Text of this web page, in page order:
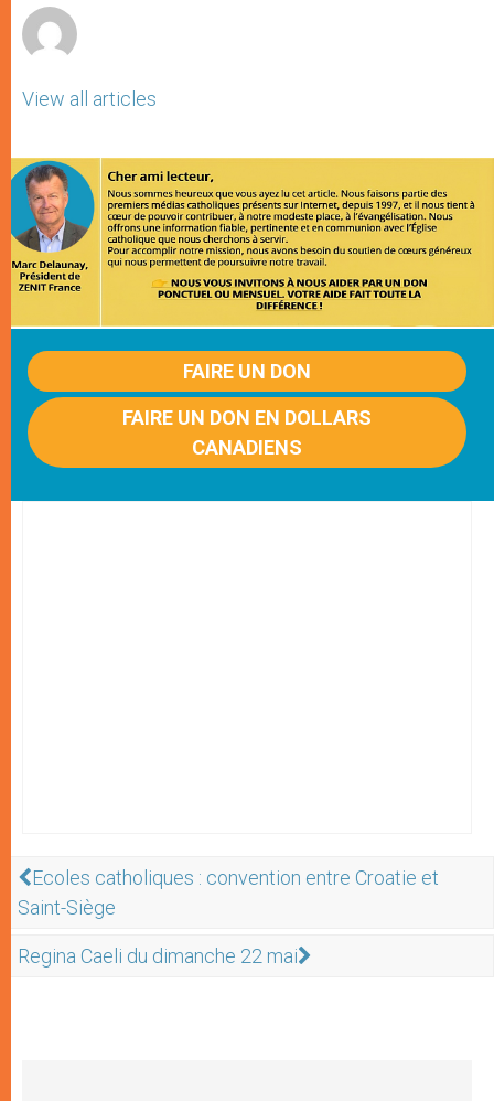
View all articles
FAIRE UN DON
FAIRE UN DON EN DOLLARS
CANADIENS
Ecoles catholiques : convention entre Croatie et
Saint-Siège
Regina Caeli du dimanche 22 mai